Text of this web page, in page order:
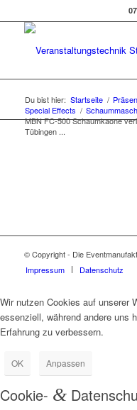
Du bist hier: Startseite /
Special Effects /
MBN FC-500 Schaumkaone
Tübingen ...
© Copyright - Die
Impressum
Datenschutz
Wir nutzen Cookies auf unserer
essenziell, während andere uns
Erfahrung zu verbessern.
OK Anpassen
Cookie- &